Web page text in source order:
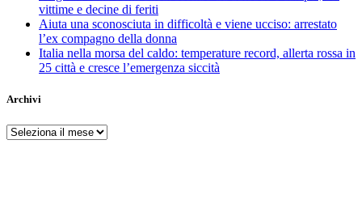
vittime e decine di feriti
Aiuta una sconosciuta in difficoltà e viene ucciso: arrestato
l’ex compagno della donna
Italia nella morsa del caldo: temperature record, allerta rossa in
25 città e cresce l’emergenza siccità
Archivi
Archivi